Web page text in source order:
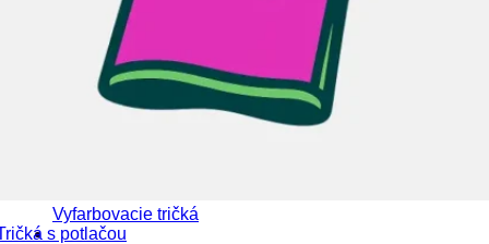
Vyfarbovacie tričká
s potlačou